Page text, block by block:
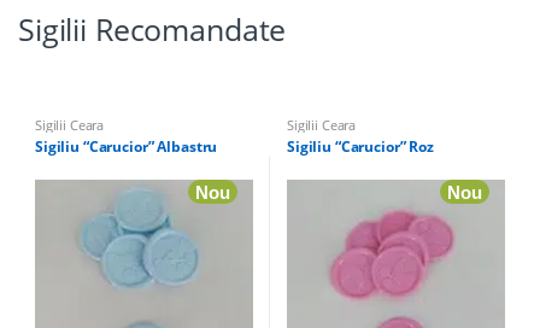
Sigilii Recomandate
Sigilii Ceara
Sigiliu “Carucior” Albastru
Nou
Sigilii Ceara
Sigiliu “Carucior” Roz
Nou